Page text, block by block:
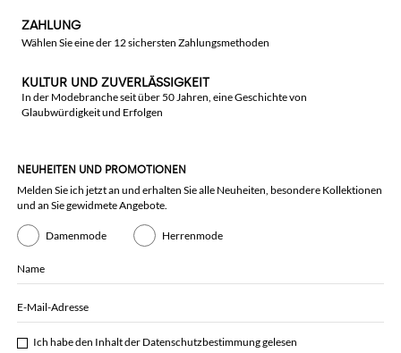
ZAHLUNG
Wählen Sie eine der 12 sichersten Zahlungsmethoden
KULTUR UND ZUVERLÄSSIGKEIT
In der Modebranche seit über 50 Jahren, eine Geschichte von
Glaubwürdigkeit und Erfolgen
NEUHEITEN UND PROMOTIONEN
Melden Sie ich jetzt an und erhalten Sie alle Neuheiten, besondere Kollektionen
und an Sie gewidmete Angebote.
Damenmode Herrenmode
Name
E-Mail-Adresse
Ich habe den Inhalt der Datenschutzbestimmunggelesen